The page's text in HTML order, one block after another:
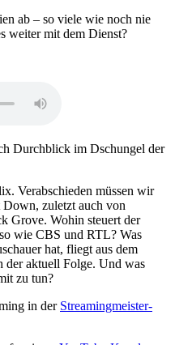
ab – so viele wie noch nie
weiter mit dem Dienst?
Durchblick im Dschungel der
Verabschieden müssen wir
Down, zuletzt auch von
Grove. Wohin steuert der
wie CBS und RTL? Was
hat, fliegt aus dem
der aktuell Folge. Und was
zu tun?
in der Streamingmeister-